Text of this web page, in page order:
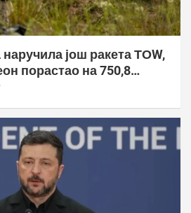
још ракета ТОW,
порастао на 750,8